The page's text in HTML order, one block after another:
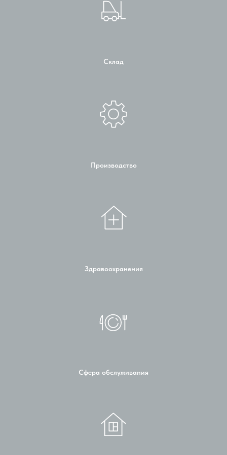
Склад
Производство
Здравоохранения
Сфера обслуживания